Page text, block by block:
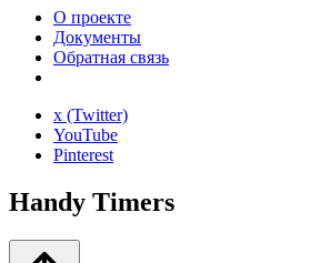
О проекте
Документы
Обратная связь
x (Twitter)
YouTube
Pinterest
Handy Timers